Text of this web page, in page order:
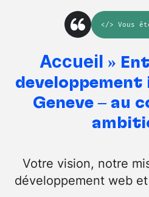
</> Vous
Accueil »
Genève – au
Votre vision, notre
développement web